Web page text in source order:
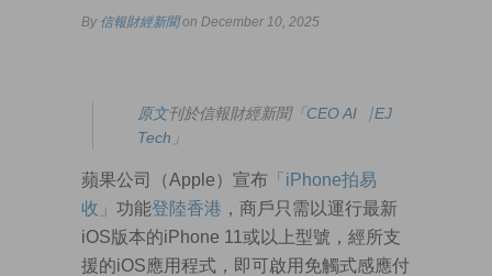
By 信報財經新聞on December 10, 2025
原文刊於信報財經新聞「CEO AI⎹ EJ
Tech 」
蘋果公司（Apple）宣布 「iPhone拍易
收」 功能登陸香港 ，商戶只需以運行最新
iOS版本的iPhone 11或以上型號，經所支
援的iOS應用程式，即可啟用免觸式感應付